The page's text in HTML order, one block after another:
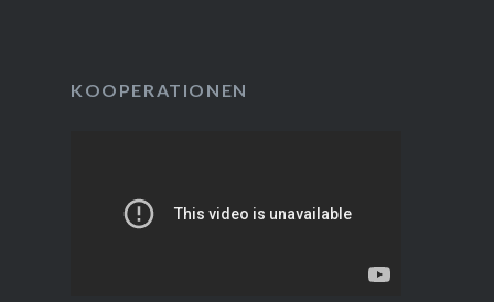
KOOPERATIONEN